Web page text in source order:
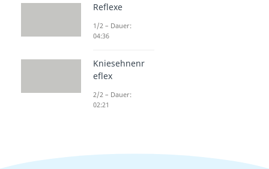
Reflexe
1/2 – Dauer:
04:36
Kniesehnenr
eflex
2/2 – Dauer:
02:21